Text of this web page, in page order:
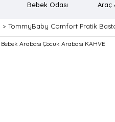
Bebek Odası Araç
TommyBaby Comfort Pratik